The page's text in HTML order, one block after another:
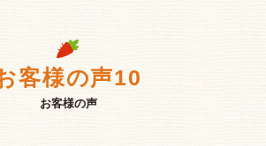
お客様の声
客様の声10